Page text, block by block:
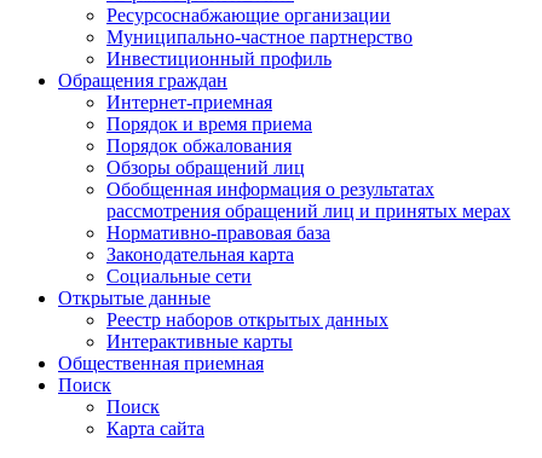
Ресурсоснабжающие организации
Муниципально-частное партнерство
Инвестиционный профиль
Обращения граждан
Интернет-приемная
Порядок и время приема
Порядок обжалования
Обзоры обращений лиц
Обобщенная информация о результатах
рассмотрения обращений лиц и принятых мерах
Нормативно-правовая база
Законодательная карта
Социальные сети
Открытые данные
Реестр наборов открытых данных
Интерактивные карты
Общественная приемная
Поиск
Поиск
Карта сайта